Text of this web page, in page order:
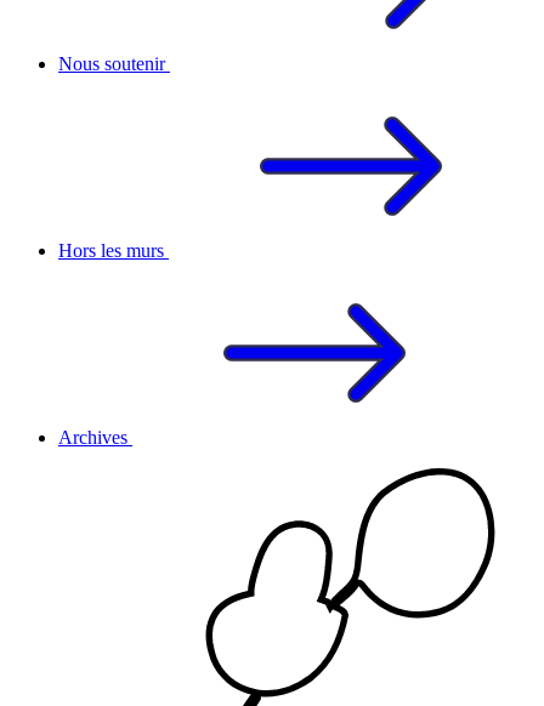
Nous soutenir
Hors les murs
Archives